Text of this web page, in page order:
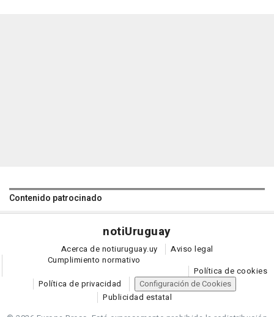
Contenido patrocinado
notiUruguay
Acerca de notiuruguay.uy
Aviso legal
Cumplimiento normativo
Política de cookies
Política de privacidad
Configuración de Cookies
Publicidad estatal